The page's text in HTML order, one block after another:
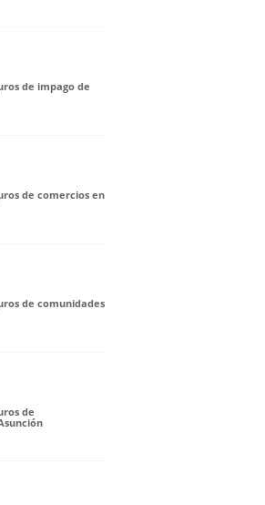
de impago de
de comercios en
de comunidades
de